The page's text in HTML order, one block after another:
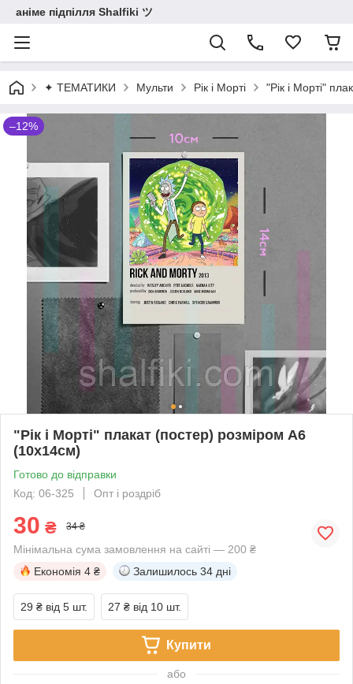
аніме підпілля Shalfiki ツ
✦ ТЕМАТИКИ Мульти Рік і Морті "Рік і Морті"
–12%
"Рік і Морті" плакат (постер) розміром А6
(10х14см)
Готово до відправки
Код: 06-325
Опт і роздріб
30 ₴ 34 ₴
Мінімальна сума замовлення на сайті — 200 ₴
Економія 4 ₴ Залишилось 34 дні
29 ₴ від 5 шт. 27 ₴ від 10 шт.
Купити
або